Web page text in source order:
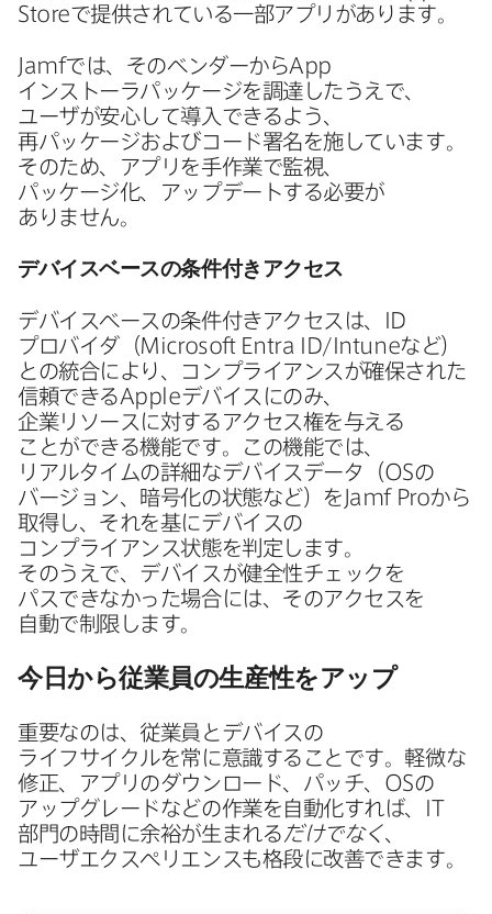
Storeで​提供されている​一部​アプリが​あります。
Jamfでは、​その​ベンダーからApp
インストーラパッケージを​調達したうえで、​
ユーザが​安心して​導入できるよう、​
再パッケージおよび​コード署名を​施しています。​
その​ため、​アプリを​手作業で​監視、​
パッケージ化、​アップデートする​必要が​
ありません。
デバイスベースの​条件付きアクセス
デバイスベースの​条件付きアクセスは、
ID
プロバイダ​（Microsoft Entra ID/ Intuneなど）
との​統合に​より、​コンプライアンスが​確保された​
信頼できるAppleデバイスに​のみ、​
企業リソースに​対する​アクセス権を​与える​
ことができる​機能です。​この機能では、​
リアルタイムの​詳細な​デバイスデータ​（OSの​
バージ​ョン、​暗号化の​状態など）を Jamf Proから​
取得し、​それを​基に​デバイスの​
コンプライアンス状態を​判定します。​
そのうえで、​デバイスが​健全性​チェックを​
パスできなかった​場合には、​その​アクセスを​
自動で​制限します。
今​日から​従業員の​生産性を​アップ
重要なのは、​従業員と​デバイスの​
ライフサイクルを​常に​意識する​ことです。​軽微な​
修正、​アプリの​ダウンロード、​パッチ、 OSの​
アップグレードなどの​作業を​自動化すれば、
IT
部門の​時間に​余裕が​生まれる だけでなく
ユーザエクスペリエンスも​格段に​改善できます。